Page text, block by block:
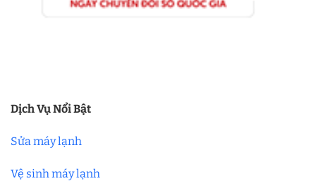
Dịch Vụ Nổi Bật
Sửa máy lạnh
Vệ sinh máy lạnh